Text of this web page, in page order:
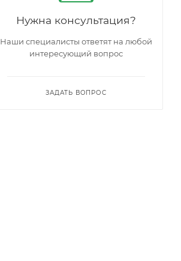
Нужна консультация?
Наши специалисты ответят на любой
интересующий вопрос
ЗАДАТЬ ВОПРОС